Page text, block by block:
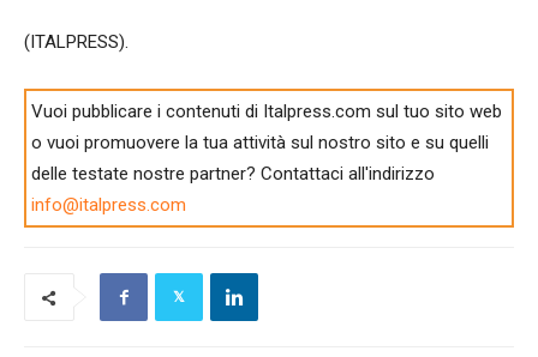
(ITALPRESS).
Vuoi pubblicare i contenuti di Italpress.com sul tuo sito web
o vuoi promuovere la tua attività sul nostro sito e su quelli
delle testate nostre partner? Contattaci all'indirizzo
info@italpress.com